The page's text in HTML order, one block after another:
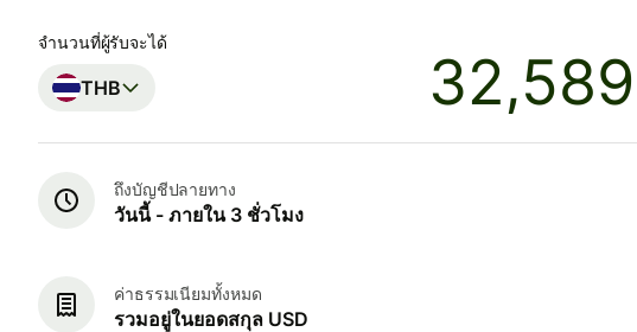
จำนวนที่ผู้รับจะได้
THB
ถึงบัญชีปลายทาง
วันนี้ - ภายใน 3 ชั่วโมง
ค่าธรรมเนียมทั้งหมด
รวมอยู่ในยอดสกุล USD